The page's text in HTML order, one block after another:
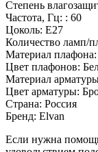
Степень
Частота, Гц: : 60
Цоколь: E27
Количество ламп/
Материал
Цвет плафонов:
Материал
Цвет арматуры:
Страна: Россия
Бренд: Elvan
Если нужна